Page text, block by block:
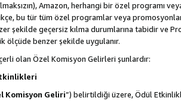
Amazon, herhangi bir özel programı
bu tür tüm özel programlar veya promosyonlar
şekilde geçersiz kılma durumlarına tabidir ve
ölçüde benzer şekilde uygulanır.
olan Özel Komisyon Gelirleri şunlardır:
Komisyon Geliri”) belirtildiği üzere, Ödül